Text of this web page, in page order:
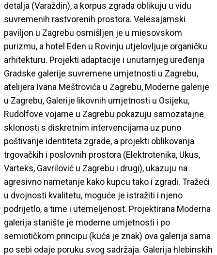
detalja (Varaždin), a korpus zgrada oblikuju u vidu
suvremenih rastvorenih prostora. Velesajamski
paviljon u Zagrebu osmišljen je u miesovskom
purizmu, a hotel Eden u Rovinju utjelovljuje organičku
arhitekturu. Projekti adaptacije i unutarnjeg uređenja
Gradske galerije suvremene umjetnosti u Zagrebu,
atelijera Ivana Meštrovića u Zagrebu, Moderne galerije
u Zagrebu, Galerije likovnih umjetnosti u Osijeku,
Rudolfove vojarne u Zagrebu pokazuju samozatajne
sklonosti s diskretnim intervencijama uz puno
poštivanje identiteta zgrade, a projekti oblikovanja
trgovačkih i poslovnih prostora (Elektrotenika, Ukus,
Varteks, Gavrilović u Zagrebu i drugi), ukazuju na
agresivno nametanje kako kupcu tako i zgradi. Tražeći
u dvojnosti kvalitetu, moguće je istražiti i njeno
podrijetlo, a time i utemeljenost. Projektirana Moderna
galerija stanište je moderne umjetnosti i po
semiotičkom principu (kuća je znak) ova galerija sama
po sebi odaje poruku svog sadržaja. Galerija hlebinskih